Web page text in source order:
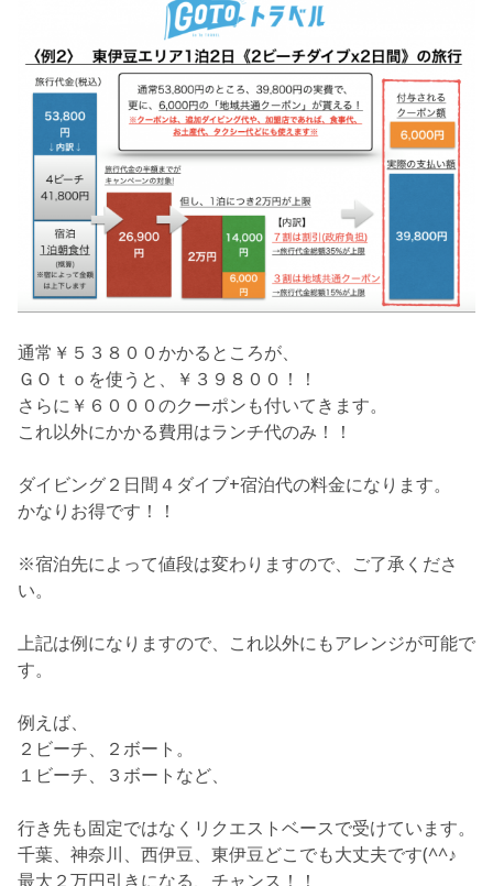
通常￥５３８００かかるところが、
ＧＯｔｏを使うと、￥３９８００！！
さらに￥６０００のクーポンも付いてきます。
これ以外にかかる費用はランチ代のみ！！
ダイビング２日間４ダイブ+宿泊代の料金になります。
かなりお得です！！
※宿泊先によって値段は変わりますので、ご了承くださ
い。
上記は例になりますので、これ以外にもアレンジが可能で
す。
例えば、
２ビーチ、２ボート。
１ビーチ、３ボートなど、
行き先も固定ではなくリクエストベースで受けています。
千葉、神奈川、西伊豆、東伊豆どこでも大丈夫です(^^♪
最大２万円引きになる、チャンス！！